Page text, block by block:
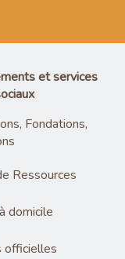
et services
Fondations,
Ressources
domicile
officielles